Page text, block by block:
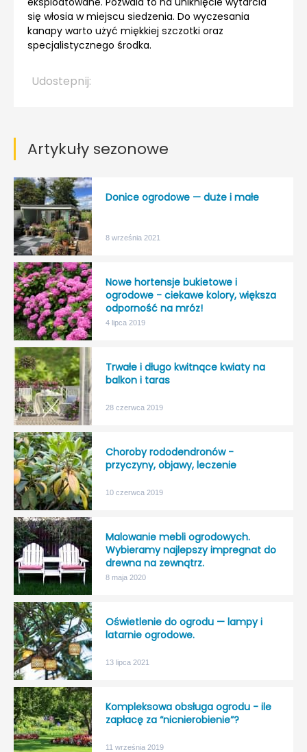
się włosia w miejscu siedzenia. Do wyczesania
kanapy warto użyć miękkiej szczotki oraz
specjalistycznego środka.
Udostepnij:
Artykuły sezonowe
Donice ogrodowe — duże i małe
8 września 2021
Nowe hortensje bukietowe i
ogrodowe - ciekawe kolory, większa
odporność na mróz!
4 lipca 2019
Trwałe i długo kwitnące kwiaty na
balkon i taras
28 czerwca 2019
Choroby rododendronów -
przyczyny, objawy, leczenie
10 czerwca 2019
Malowanie mebli ogrodowych.
Wybieramy najlepszy impregnat do
drewna na zewnątrz.
8 maja 2020
Oświetlenie do ogrodu — lampy i
latarnie ogrodowe.
13 lipca 2021
Kompleksowa obsługa ogrodu - ile
zapłacę za “nicnierobienie”?
11 września 2019